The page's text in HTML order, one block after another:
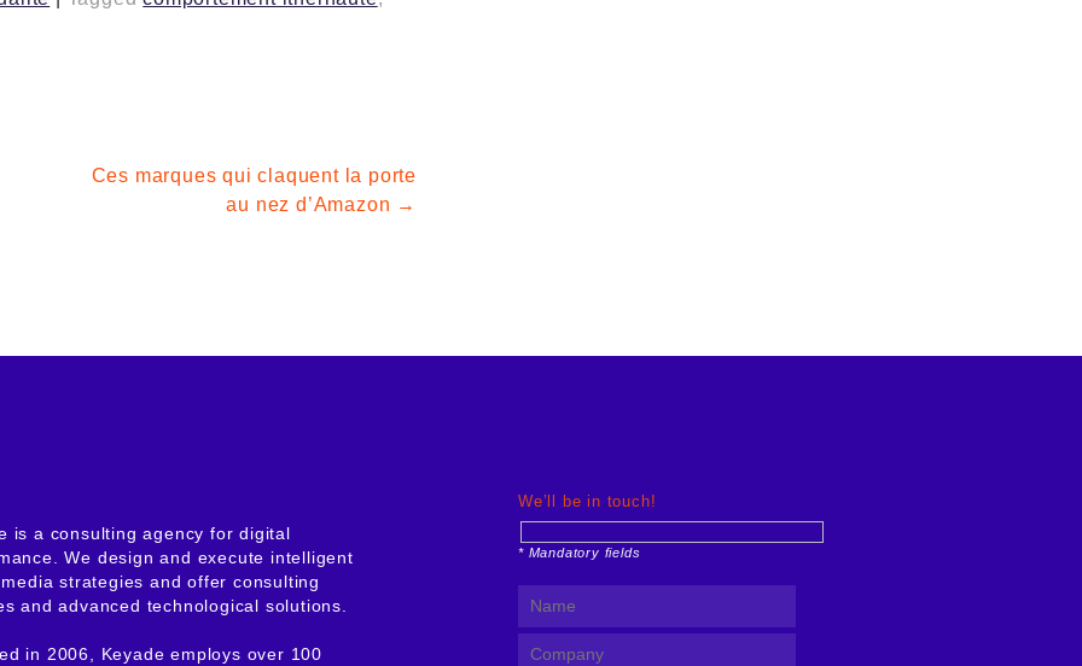
Ces marques qui claquent la porte
au nez d’Amazon
is a consulting agency for digital
We design and execute intelligent
strategies and offer consulting
and advanced technological solutions.
in 2006, Keyade employs over 100
We’ll be in touch!
* Mandatory fields